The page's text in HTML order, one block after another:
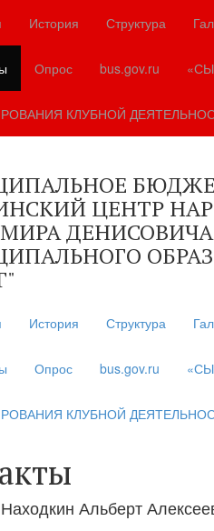
История Структура
Опрос bus.gov.ru
КЛУБНОЙ
ЦЕНТР
История Структура
Опрос bus.gov.ru
КЛУБНОЙ
Альберт